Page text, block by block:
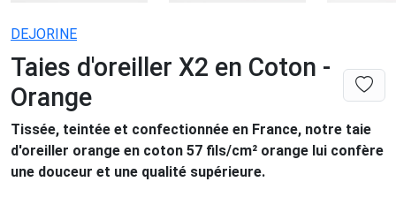
DEJORINE
Taies d'oreiller X2 en Coton -
Orange
Tissée, teintée et confectionnée en France, notre taie
d'oreiller orange en coton 57 fils/cm² orange lui confère
une douceur et une qualité supérieure.